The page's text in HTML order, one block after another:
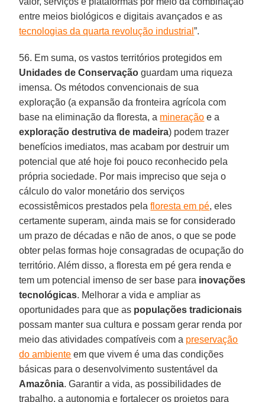
entre meios biológicos e digitais avançados e as
tecnologias da quarta revolução industrial”.
56. Em suma, os vastos territórios protegidos em
Unidades de Conservação guardam uma riqueza
imensa. Os métodos convencionais de sua
exploração (a expansão da fronteira agrícola com
base na eliminação da floresta, a mineração e a
exploração destrutiva de madeira) podem trazer
benefícios imediatos, mas acabam por destruir um
potencial que até hoje foi pouco reconhecido pela
própria sociedade. Por mais impreciso que seja o
cálculo do valor monetário dos serviços
ecossistêmicos prestados pelafloresta em pé, eles
certamente superam, ainda mais se for considerado
um prazo de décadas e não de anos, o que se pode
obter pelas formas hoje consagradas de ocupação do
território. Além disso, a floresta em pé gera renda e
tem um potencial imenso de ser base para inovações
tecnológicas. Melhorar a vida e ampliar as
oportunidades para que as populações tradicionais
possam manter sua cultura e possam gerar renda por
meio das atividades compatíveis com a preservação
do ambiente em que vivem é uma das condições
básicas para o desenvolvimento sustentável da
Amazônia. Garantir a vida, as possibilidades de
trabalho, a autonomia e fortalecer os projetos para